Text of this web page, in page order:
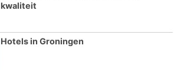
kwaliteit
Hotels in Groningen